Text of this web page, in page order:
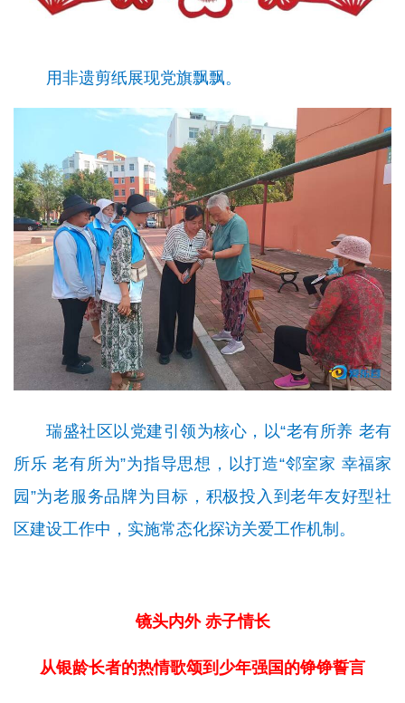
用非遗剪纸展现党旗飘飘。
瑞盛社区 以党建引领为核心，以“老有所养 老有
所乐 老有所为”为指导思想，以打造“邻室家 幸福家
园 ”为老服务品牌为目标，积极投入到老年友好型社
区建设工作中，实施常态化探访关爱工作机制。
镜头内外 赤子情长
从银龄长者的热情歌颂到少年强国的铮铮誓言